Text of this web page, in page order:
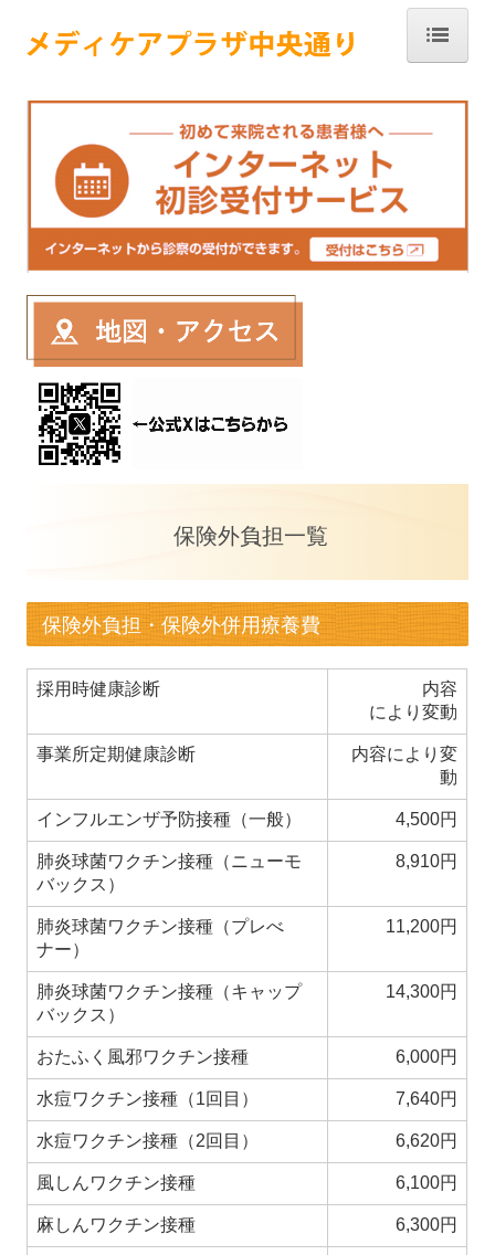
クリニック
医師紹介
保険外負担一覧
各診断書・証明書料
利用者さんの個人情報保護方針
通所リハビリテーション
訪問リハビリテーション
メディカルフィットネス
新着情報
保険外負担一覧
保険外負担・保険外併用療養費
採用時健康診断
内容
により変動
事業所定期健康診断
内容により変
動
インフルエンザ予防接種（一般） 4,500円
肺炎球菌ワクチン接種（ニューモ
バックス）
8,910円
肺炎球菌ワクチン接種（プレべ
ナー）
11,200円
肺炎球菌ワクチン接種（キャップ
バックス）
14,300円
おたふく風邪ワクチン接種 6,000円
水痘ワクチン接種（1回目） 7,640円
水痘ワクチン接種（2回目） 6,620円
風しんワクチン接種 6,100円
麻しんワクチン接種 6,300円